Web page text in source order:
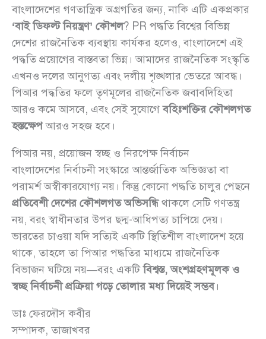
বাংলাদেশের গণতান্ত্রিক অগ্রগতির জন্য, নাকি এটি একপ্রকার
‘বাই ডিফল্ট নিয়ন্ত্রণ’ কৌশল? PR পদ্ধতি বিশ্বের বিভিন্ন
দেশের রাজনৈতিক ব্যবস্থায় কার্যকর হলেও, বাংলাদেশে এই
পদ্ধতি প্রয়োগের বাস্তবতা ভিন্ন। আমাদের রাজনৈতিক সংস্কৃতি
এখনও দলের আনুগত্য এবং দলীয় শৃঙ্খলার ভেতরে আবদ্ধ।
পিআর পদ্ধতির ফলে তৃণমূলের রাজনৈতিক জবাবদিহিতা
আরও কমে আসবে, এবং সেই সুযোগেবহিঃশক্তির কৌশলগত
হস্তক্ষেপআরও সহজ হবে।
পিআর নয়, প্রয়োজন স্বচ্ছ ও নিরপেক্ষ নির্বাচন
বাংলাদেশের নির্বাচনী সংস্কারে আন্তর্জাতিক অভিজ্ঞতা বা
পরামর্শ অস্বীকারযোগ্য নয়। কিন্তু কোনো পদ্ধতি চালুর পেছনে
প্রতিবেশী দেশের কৌশলগত অভিসন্ধিথাকলে সেটি গণতন্ত্র
নয়, বরং স্বাধীনতার উপর ছদ্ম-আধিপত্য চাপিয়ে দেয়।
ভারতের চাওয়া যদি সত্যিই একটি স্থিতিশীল বাংলাদেশ হয়ে
থাকে, তাহলে তা পিআর পদ্ধতির মাধ্যমে রাজনৈতিক
বিভাজন ঘটিয়ে নয়—বরং একটিবিশ্বস্ত, অংশগ্রহণমূলক ও
স্বচ্ছ নির্বাচনী প্রক্রিয়া গড়ে তোলার মধ্য দিয়েই সম্ভব।
ডাঃ ফেরদৌস কবীর
সম্পাদক, তাজাখবর